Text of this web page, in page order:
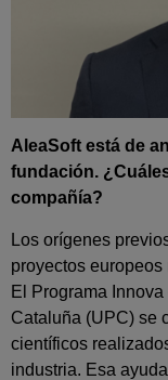
AleaSoft está de
fundación.
compañía?
Los orígenes
proyectos
El Programa
Cataluña (UPC) se
científicos
industria. Esa